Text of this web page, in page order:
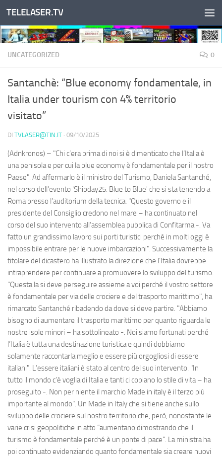
Salta al contenuto
TELELASER.TV
UNCATEGORIZED 0
Santanchè: “Blue economy fondamentale, in
Italia under tourism con 4% territorio
visitato”
DI TVLASER@TIN.IT · 09/10/2025
(Adnkronos) – "Chi c’era prima di noi si è dimenticato che l’Italia è
una penisola e per cui la blue economy è fondamentale per il nostro
Paese". Ad affermarlo è il ministro del Turismo, Daniela Santanché,
nel corso dell’evento 'Shipday25. Blue to Blue' che si sta tenendo a
Roma presso l’auditorium della tecnica. "Questo governo e il
presidente del Consiglio credono nel mare – ha continuato nel
corso del suo intervento all’assemblea pubblica di Confitarma -. Va
fatto un grandissimo lavoro sui porti turistici perché in molti oggi è
impossibile entrare per le nuove imbarcazioni". Successivamente la
titolare del dicastero ha illustrato la direzione che l’Italia dovrebbe
intraprendere per continuare a promuovere lo sviluppo del turismo.
"Questa la si deve perseguire assieme a voi perché il vostro settore
è fondamentale per via delle crociere e del trasporto marittimo", ha
rimarcato Santanché ribadendo da dove si deve partire. "Abbiamo
bisogno di aumentare il trasporto marittimo per quanto riguarda le
nostre isole minori – ha sottolineato -. Noi siamo fortunati perché
l’Italia è tutta una destinazione turistica e quindi dobbiamo
solamente raccontarla meglio e essere più orgogliosi di essere
italiani". L’essere italiani è stato al centro del suo intervento. "In
tutto il mondo c’è voglia di Italia e tanti ci copiano lo stile di vita – ha
proseguito -. Non per niente il marchio Made in italy è il terzo più
importante al mondo". Un Made in Italy che si tiene anche sullo
sviluppo delle crociere sul nostro territorio che, però, nonostante le
varie crisi geopolitiche in atto “aumentano dimostrando che il
turismo è fondamentale perché è un ponte di pace". La ministra ha
poi continuato evidenziando quanto fondamentale sia creare nuovi